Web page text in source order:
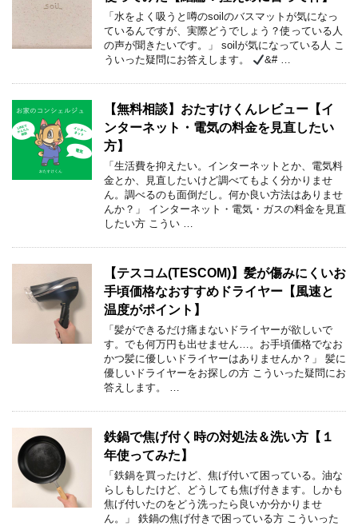
「水をよく吸うと噂のsoilのバスマットが気になっ
ているんですが、実際どうでしょう？使っている人
の声が聞きたいです。」 soilが気になっている人 こ
ういった疑問にお答えします。
&# …
【無料相談】おたすけくんレビュー【イ
ンターネット・電気の料金を見直したい
方】
「生活費を抑えたい。インターネットとか、電気料
金とか、見直したいけど調べてもよく分かりませ
ん。調べるのも面倒だし。何か良い方法はありませ
んか？」 インターネット・電気・ガスの料金を見直
したい方 こうい …
【テスコム(TESCOM)】髪が傷みにくいお
手頃価格なおすすめドライヤー【風速と
温度がポイント】
「髪ができるだけ痛まないドライヤーが欲しいで
す。でも何万円も出せません…。お手頃価格でなお
かつ髪に優しいドライヤーはありませんか？」 髪に
優しいドライヤーをお探しの方 こういった疑問にお
答えします。 …
鉄鍋で焦げ付く時の対処法＆洗い方【１
年使ってみた】
「鉄鍋を買ったけど、焦げ付いて困っている。油な
らしもしたけど、どうしても焦げ付きます。しかも
焦げ付いたのをどう洗ったら良いか分かりませ
ん。」 鉄鍋の焦げ付きで困っている方 こういった